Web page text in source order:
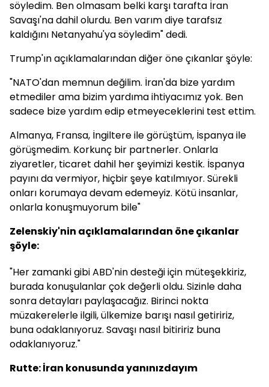
söyledim. Ben olmasam belki karşı tarafta İran
Savaşı'na dahil olurdu. Ben varım diye tarafsız
kaldığını Netanyahu'ya söyledim" dedi.
Trump'ın açıklamalarından diğer öne çıkanlar şöyle:
"NATO'dan memnun değilim. İran'da bize yardım
etmediler ama bizim yardıma ihtiyacımız yok. Ben
sadece bize yardım edip etmeyeceklerini test ettim.
Almanya, Fransa, İngiltere ile görüştüm, İspanya ile
görüşmedim. Korkunç bir partnerler. Onlarla
ziyaretler, ticaret dahil her şeyimizi kestik. İspanya
payını da vermiyor, hiçbir şeye katılmıyor. Sürekli
onları korumaya devam edemeyiz. Kötü insanlar,
onlarla konuşmuyorum bile"
Zelenskiy'nin açıklamalarından öne çıkanlar
şöyle:
"Her zamanki gibi ABD'nin desteği için müteşekkiriz,
burada konuşulanlar çok değerli oldu. Sizinle daha
sonra detayları paylaşacağız. Birinci nokta
müzakerelerle ilgili, ülkemize barışı nasıl getiririz,
buna odaklanıyoruz. Savaşı nasıl bitiririz buna
odaklanıyoruz."
Rutte: İran konusunda yanınızdayım